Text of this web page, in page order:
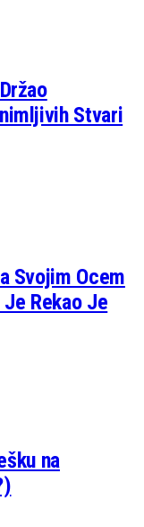
Stvari
Svojim Ocem
Rekao Je
na